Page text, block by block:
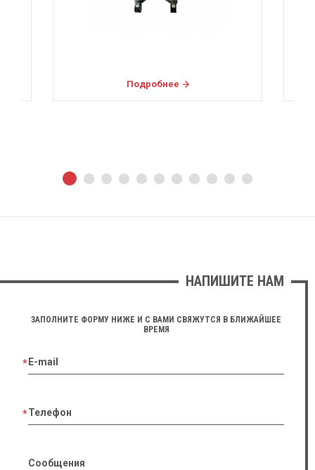
Подробнее
НАПИШИТЕ НАМ
ЗАПОЛНИТЕ ФОРМУ НИЖЕ И С ВАМИ СВЯЖУТСЯ В БЛИЖАЙШЕЕ
ВРЕМЯ
E-mail
Телефон
Сообщения